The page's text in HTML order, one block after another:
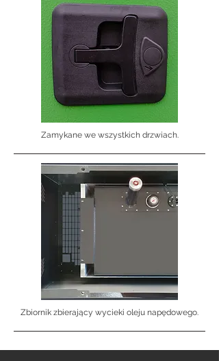
Zamykane we wszystkich drzwiach.
Zbiornik zbierający wycieki oleju napędowego.